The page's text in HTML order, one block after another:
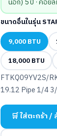
ขนาดอื่นในรุ่น
9,000 BTU
18,000 BTU
FTKQ09YV2S/
19.12 Pipe 1/4
🛒 ใส่ตะกร้า /